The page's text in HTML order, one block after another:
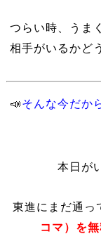
つらい時、うま
相手がいるかど
📣そんな今だか
本日が
東進にまだ通っ
コマ）を